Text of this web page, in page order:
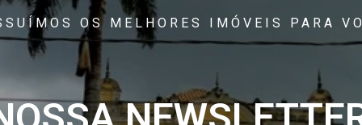
OS MELHORES IMÓVEIS PARA